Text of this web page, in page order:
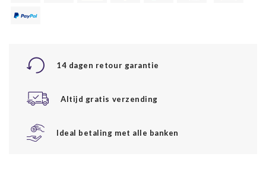
14 dagen retour garantie
Altijd gratis verzending
Ideal betaling met alle banken